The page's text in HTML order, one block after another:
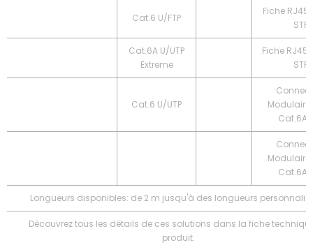
Cat.6 U/FTP
Fiche RJ45
STP
Cat.6A U/UTP
Extreme
Fiche RJ45
STP
Cat.6 U/UTP
Modulaire
Cat.6A
Modulaire
Cat.6A
Longueurs disponibles: de 2 m jusqu'à des longueurs
Découvrez tous les détails de ces solutions dans la fiche
produit.